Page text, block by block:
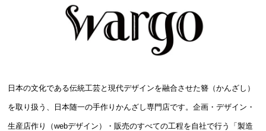
日本の文化である伝統工芸と現代デザインを融合させた簪（かんざし）
を取り扱う、日本随一の手作りかんざし専門店です。企画・デザイン・
生産店作り（webデザイン）・販売のすべての工程を自社で行う「製造